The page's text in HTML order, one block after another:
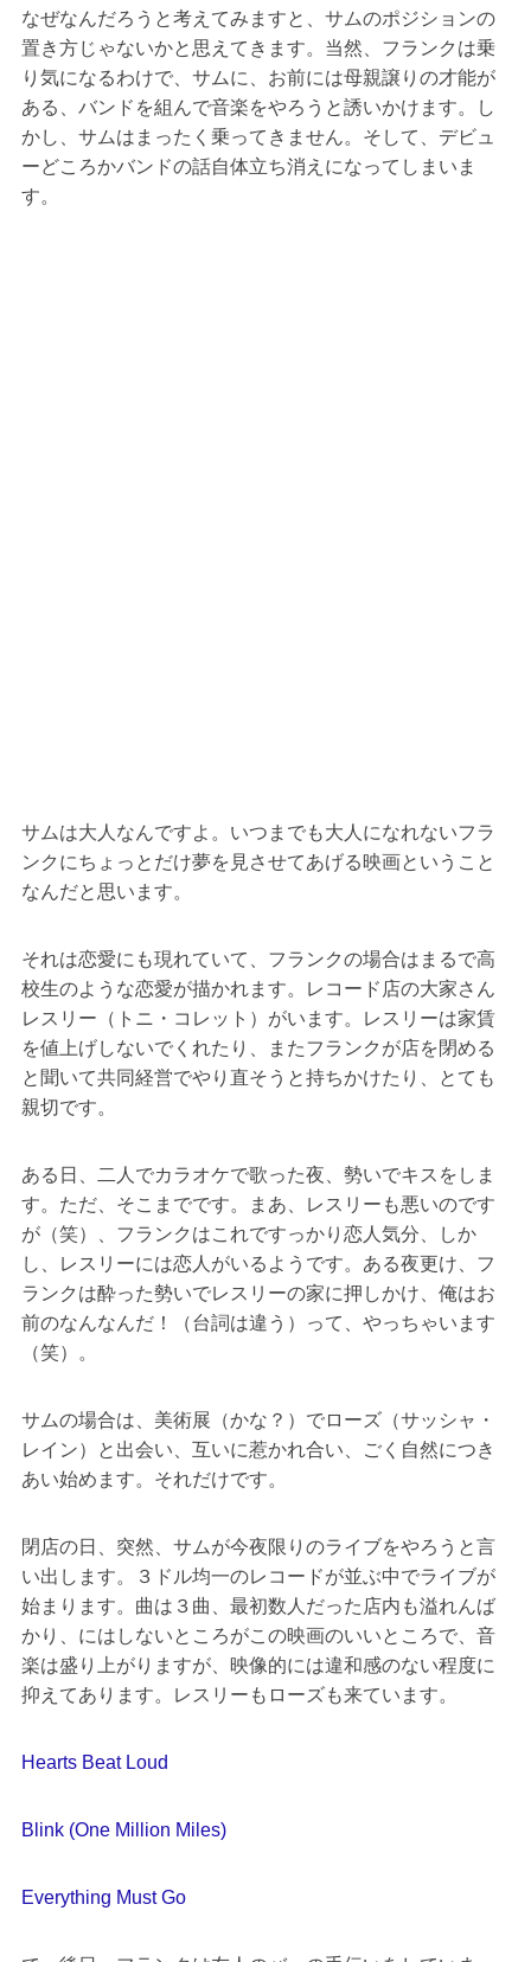
なぜなんだろうと考えてみますと、サムのポジションの
置き方じゃないかと思えてきます。当然、フランクは乗
り気になるわけで、サムに、お前には母親譲りの才能が
ある、バンドを組んで音楽をやろうと誘いかけます。し
かし、サムはまったく乗ってきません。そして、デビュ
ーどころかバンドの話自体立ち消えになってしまいま
す。
サムは大人なんですよ。いつまでも大人になれないフラ
ンクにちょっとだけ夢を見させてあげる映画ということ
なんだと思います。
それは恋愛にも現れていて、フランクの場合はまるで高
校生のような恋愛が描かれます。レコード店の大家さん
レスリー（トニ・コレット）がいます。レスリーは家賃
を値上げしないでくれたり、またフランクが店を閉める
と聞いて共同経営でやり直そうと持ちかけたり、とても
親切です。
ある日、二人でカラオケで歌った夜、勢いでキスをしま
す。ただ、そこまでです。まあ、レスリーも悪いのです
が（笑）、フランクはこれですっかり恋人気分、しか
し、レスリーには恋人がいるようです。ある夜更け、フ
ランクは酔った勢いでレスリーの家に押しかけ、俺はお
前のなんなんだ！（台詞は違う）って、やっちゃいます
（笑）。
サムの場合は、美術展（かな？）でローズ（サッシャ・
レイン）と出会い、互いに惹かれ合い、ごく自然につき
あい始めます。それだけです。
閉店の日、突然、サムが今夜限りのライブをやろうと言
い出します。３ドル均一のレコードが並ぶ中でライブが
始まります。曲は３曲、最初数人だった店内も溢れんば
かり、にはしないところがこの映画のいいところで、音
楽は盛り上がりますが、映像的には違和感のない程度に
抑えてあります。レスリーもローズも来ています。
Hearts Beat Loud
Blink (One Million Miles)
Everything Must Go